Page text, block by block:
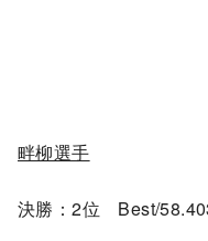
畔柳選手
決勝：2位 Best/